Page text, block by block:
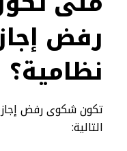
رفض
نظامية؟
تكون شكوى رفض
التالية: